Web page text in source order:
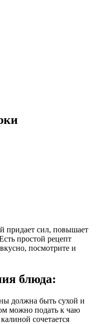
придает сил, повышает
простой рецепт
посмотрите и
блюда:
должна быть сухой и
можно подать к чаю
сочетается